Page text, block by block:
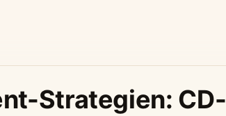
Strategien: CD-